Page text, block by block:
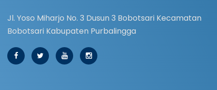
Jl. Yoso Miharjo No. 3 Dusun 3 Bobotsari Kecamatan
Bobotsari Kabupaten Purbalingga